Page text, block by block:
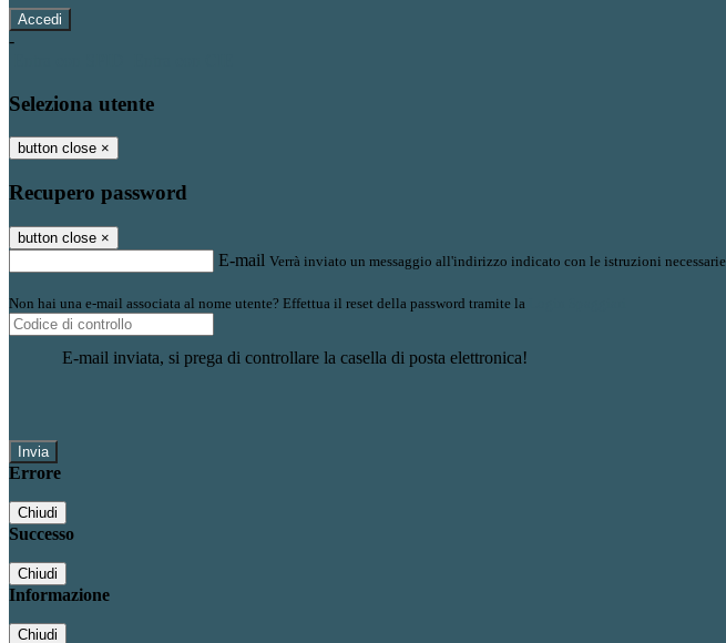
-
Seleziona utente
button close ×
Recupero password
button close ×
E-mail Verrà inviato un messaggio all'indirizzo indicato con le istruzioni necessarie.
Non hai una e-mail associata al nome utente? Effettua il reset della password tramite la
E-mail inviata, si prega di controllare la casella di posta elettronica!
Errore
Chiudi
Successo
Chiudi
Informazione
Chiudi